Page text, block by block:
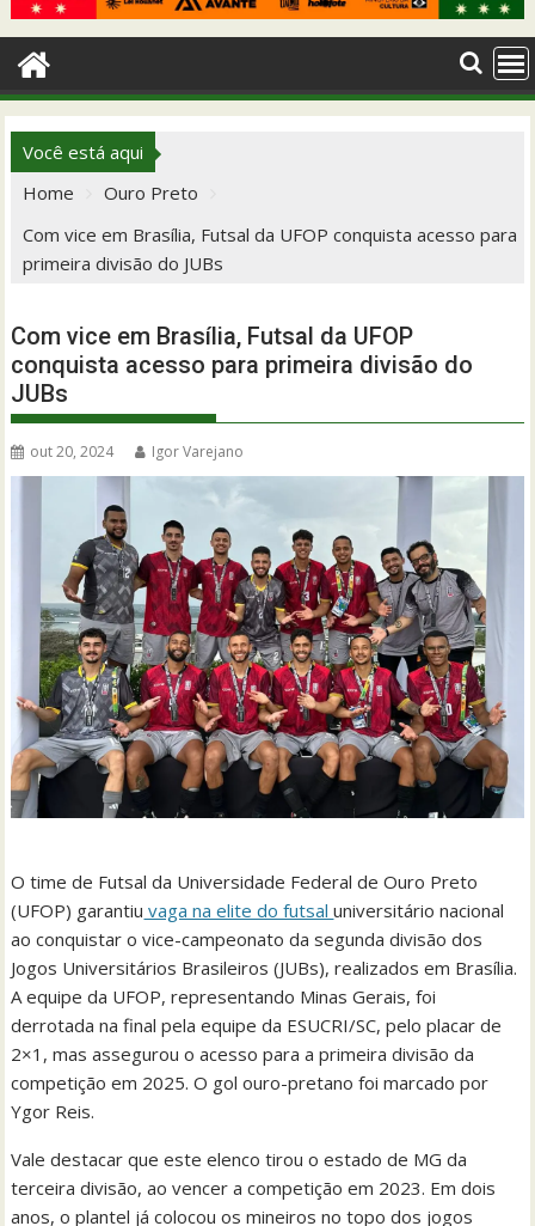
Você está aqui
Home
Ouro Preto
Com vice em Brasília, Futsal da UFOP conquista acesso para
primeira divisão do JUBs
Com vice em Brasília, Futsal da UFOP
conquista acesso para primeira divisão do
JUBs
out 20, 2024 Igor Varejano
O time de Futsal da Universidade Federal de Ouro Preto
(UFOP) garantiu vaga na elite do futsaluniversitário nacional
ao conquistar o vice-campeonato da segunda divisão dos
Jogos Universitários Brasileiros (JUBs), realizados em Brasília.
A equipe da UFOP, representando Minas Gerais, foi
derrotada na final pela equipe da ESUCRI/SC, pelo placar de
2×1, mas assegurou o acesso para a primeira divisão da
competição em 2025. O gol ouro-pretano foi marcado por
Ygor Reis.
Vale destacar que este elenco tirou o estado de MG da
terceira divisão, ao vencer a competição em 2023. Em dois
anos, o plantel já colocou os mineiros no topo dos jogos